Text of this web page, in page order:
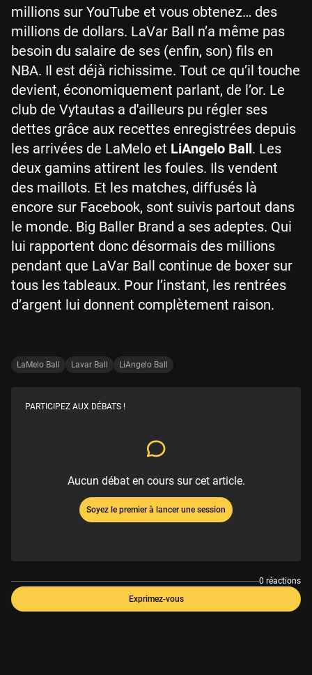
millions sur YouTube et vous obtenez… des
millions de dollars. LaVar Ball n’a même pas
besoin du salaire de ses (enfin, son) fils en
NBA. Il est déjà richissime. Tout ce qu’il touche
devient, économiquement parlant, de l’or. Le
club de Vytautas a d'ailleurs pu régler ses
dettes grâce aux recettes enregistrées depuis
les arrivées de LaMelo et LiAngelo Ball. Les
deux gamins attirent les foules. Ils vendent
des maillots. Et les matches, diffusés là
encore sur Facebook, sont suivis partout dans
le monde. Big Baller Brand a ses adeptes. Qui
lui rapportent donc désormais des millions
pendant que LaVar Ball continue de boxer sur
tous les tableaux. Pour l’instant, les rentrées
d’argent lui donnent complètement raison.
LaMelo Ball Lavar Ball LiAngelo Ball
PARTICIPEZ AUX DÉBATS !
Aucun débat en cours sur cet article.
Soyez le premier à lancer une session
0 réactions
Exprimez-vous